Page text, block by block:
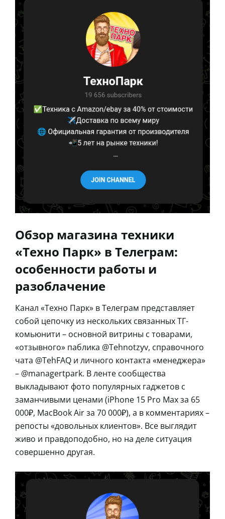
Обзор магазина техники
«Техно Парк» в Телеграм:
особенности работы и
разоблачение
Канал «Техно Парк» в Телеграм представляет
собой цепочку из нескольких связанных ТГ-
комьюнити – основной витрины с товарами,
«отзывного» паблика @Tehnotzyv, справочного
чата @TehFAQ и личного контакта «менеджера»
– @managertpark. В ленте сообщества
выкладывают фото популярных гаджетов с
заманчивыми ценами (iPhone 15 Pro Max за 65
000₽, MacBook Air за 70 000₽), а в комментариях –
репосты «довольных клиентов». Все выглядит
живо и правдоподобно, но на деле ситуация
совершенно другая.